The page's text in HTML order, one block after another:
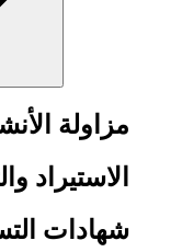
مزاولة
الاستيراد
شهادات